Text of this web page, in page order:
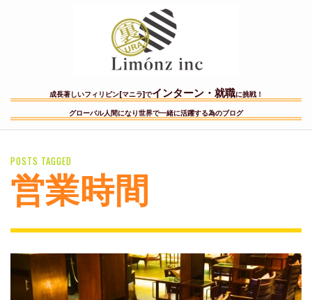
成長著しいフィリピン[マニラ]でインターン・就職に挑戦！
グローバル人間になり世界で一緒に活躍する為のブログ
POSTS TAGGED
営業時間